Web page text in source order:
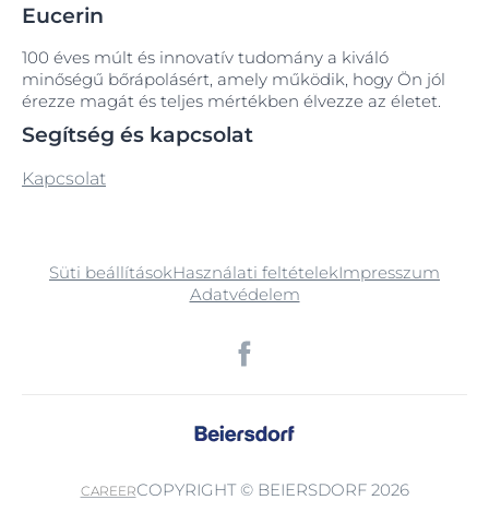
Eucerin
100 éves múlt és innovatív tudomány a kiváló
minőségű bőrápolásért, amely működik, hogy Ön jól
érezze magát és teljes mértékben élvezze az életet.
Segítség és kapcsolat
Kapcsolat
Süti beállításokHasználati feltételekImpresszum
Adatvédelem
CAREERCOPYRIGHT © BEIERSDORF 2026